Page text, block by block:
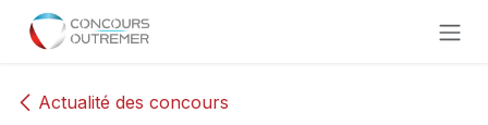
Se rendre au contenu
Actualité des concours